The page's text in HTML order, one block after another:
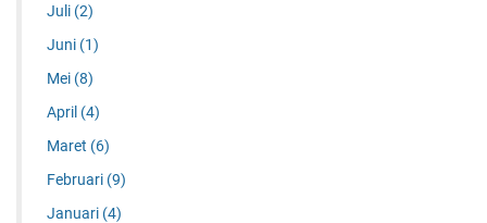
Juli (2)
Juni (1)
Mei (8)
April (4)
Maret (6)
Februari (9)
Januari (4)